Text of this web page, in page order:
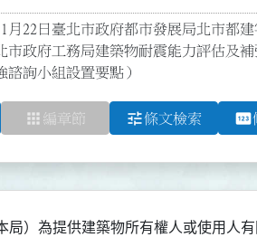
月22日臺北市政府都市發展局北市都
市政府工務局建築物耐震能力評估及
諮詢小組設置要點）
apps 編章節 tune條文檢索 pin
局）為提供建築物所有權人或使用人